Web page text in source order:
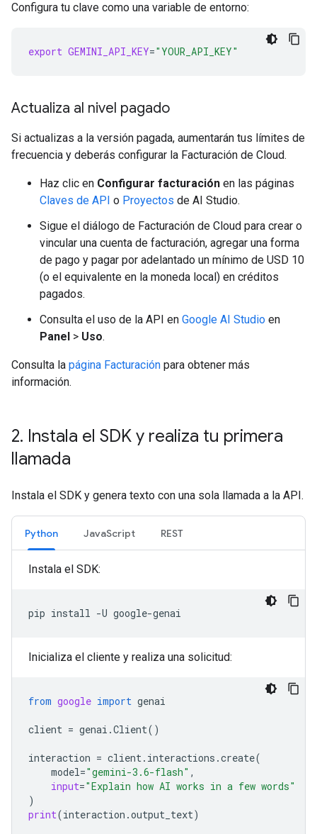
Configura tu clave como una variable de entorno:
export GEMINI_API_KEY="YOUR_API_KEY"
Actualiza al nivel pagado
Si actualizas a la versión pagada, aumentarán tus límites de
frecuencia y deberás configurar la Facturación de Cloud.
Haz clic en Configurar facturación en las páginas
Claves de API o Proyectos de AI Studio.
Sigue el diálogo de Facturación de Cloud para crear o
vincular una cuenta de facturación, agregar una forma
de pago y pagar por adelantado un mínimo de USD 10
(o el equivalente en la moneda local) en créditos
pagados.
Consulta el uso de la API en Google AI Studio en
Panel > Uso.
Consulta la página Facturación para obtener más
información.
2. Instala el SDK y realiza tu primera
llamada
Instala el SDK y genera texto con una sola llamada a la API.
Python JavaScript REST
Instala el SDK:
pip install -U
Inicializa el cliente y realiza una solicitud:
from google import genai
client = genai .Client()
interaction = client. interactions .create(
model="gemini-3.6-flash" ,
input="Explain how AI works in a few words"
)
print(interaction .output_text)